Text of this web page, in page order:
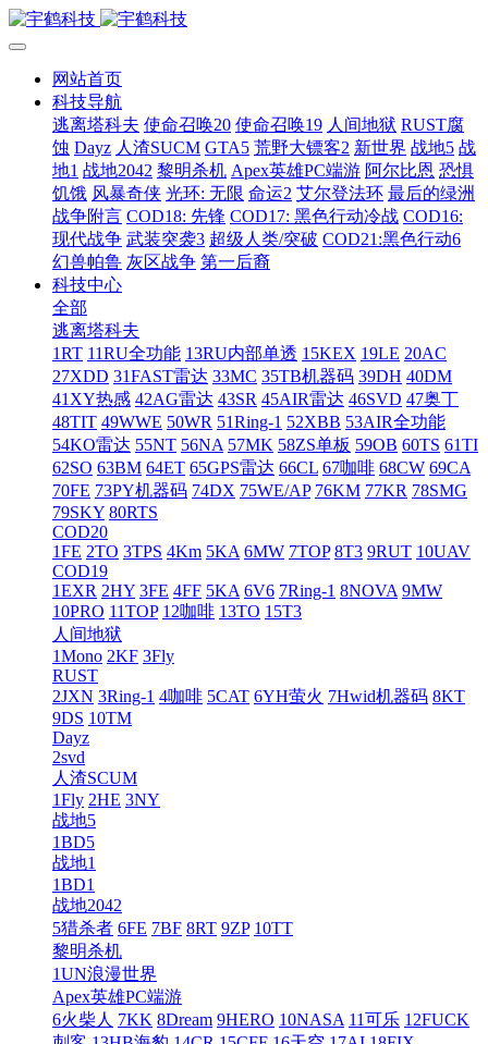
网站首页
科技导航
逃离塔科夫 使命召唤20 使命召唤19 人间地狱 RUST腐
蚀 Dayz 人渣SUCM GTA5 荒野大镖客2 新世界 战地5 战
地1 战地2042 黎明杀机 Apex英雄PC端游 阿尔比恩 恐惧
饥饿 风暴奇侠 光环: 无限 命运2 艾尔登法环 最后的绿洲
战争附言 COD18: 先锋 COD17: 黑色行动冷战 COD16:
现代战争 武装突袭3 超级人类/突破 COD21:黑色行动6
幻兽帕鲁 灰区战争 第一后裔
科技中心
全部
逃离塔科夫
1RT 11RU全功能 13RU内部单透 15KEX 19LE 20AC
27XDD 31FAST雷达 33MC 35TB机器码 39DH 40DM
41XY热感 42AG雷达 43SR 45AIR雷达 46SVD 47奥丁
48TIT 49WWE 50WR 51Ring-1 52XBB 53AIR全功能
54KO雷达 55NT 56NA 57MK 58ZS单板 59OB 60TS 61TI
62SO 63BM 64ET 65GPS雷达 66CL 67咖啡 68CW 69CA
70FE 73PY机器码 74DX 75WE/AP 76KM 77KR 78SMG
79SKY 80RTS
COD20
1FE 2TO 3TPS 4Km 5KA 6MW 7TOP 8T3 9RUT 10UAV
COD19
1EXR 2HY 3FE 4FF 5KA 6V6 7Ring-1 8NOVA 9MW
10PRO 11TOP 12咖啡 13TO 15T3
人间地狱
1Mono 2KF 3Fly
RUST
2JXN 3Ring-1 4咖啡 5CAT 6YH萤火 7Hwid机器码 8KT
9DS 10TM
Dayz
2svd
人渣SCUM
1Fly 2HE 3NY
战地5
1BD5
战地1
1BD1
战地2042
5猎杀者 6FE 7BF 8RT 9ZP 10TT
黎明杀机
1UN浪漫世界
Apex英雄PC端游
6火柴人 7KK 8Dream 9HERO 10NASA 11可乐 12FUCK